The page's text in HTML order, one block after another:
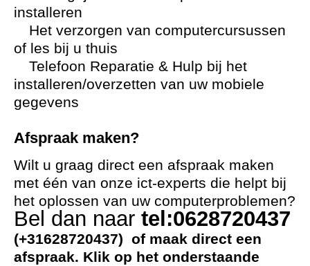
installeren
Het verzorgen van computercursussen
of les bij u thuis
Telefoon Reparatie & Hulp bij het
installeren/overzetten van uw mobiele
gegevens
Afspraak maken?
Wilt u graag direct een afspraak maken
met één van onze ict-experts die helpt bij
het oplossen van uw computerproblemen?
Bel dan naar tel:0628720437
(+31628720437) of maak direct een
afspraak. Klik op het onderstaande